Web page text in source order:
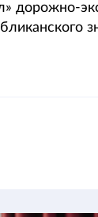
дорожно-